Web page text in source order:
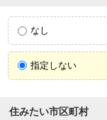
なし
指定しない
住みたい市区町村